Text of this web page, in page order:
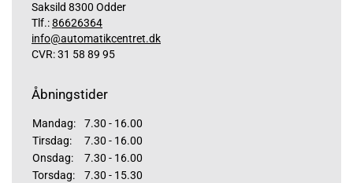
Saksild 8300 Odder
Tlf.:86626364
info@automatikcentret.dk
CVR: 31 58 89 95
Åbningstider
Mandag:
7.30 - 16.00
Tirsdag:
7.30 - 16.00
Onsdag:
7.30 - 16.00
Torsdag:
7.30 - 15.30